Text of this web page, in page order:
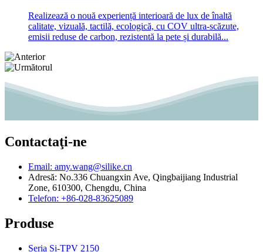
Realizează o nouă experiență interioară de lux de înaltă
calitate, vizuală, tactilă, ecologică, cu COV ultra-scăzute,
emisii reduse de carbon, rezistentă la pete și durabilă...
Contactaţi-ne
Email: amy.wang@silike.cn
Adresă: No.336 Chuangxin Ave, Qingbaijiang Industrial
Zone, 610300, Chengdu, China
Telefon: +86-028-83625089
Produse
Seria Si-TPV 2150